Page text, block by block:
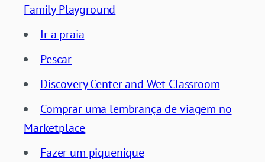
Family Playground
Ir a praia
Pescar
Discovery Center and Wet Classroom
Comprar uma lembrança de viagem no
Marketplace
Fazer um piquenique